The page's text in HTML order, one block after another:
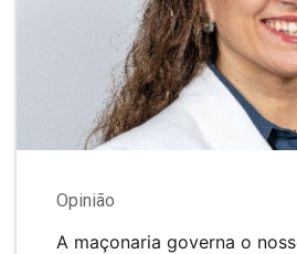
Opinião
A maçonaria governa o